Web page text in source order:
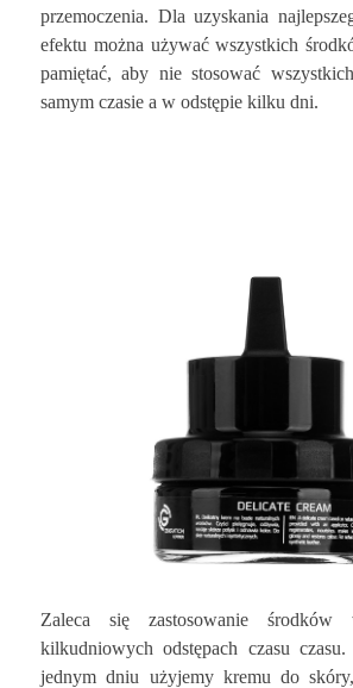
przemoczenia. Dla uzyskania
efektu można używać wszystkich
pamiętać, aby nie stosować
samym czasie a w odstępie kilku dni.
Zaleca się zastosowanie środków
kilkudniowych odstępach czasu
jednym dniu użyjemy kremu do